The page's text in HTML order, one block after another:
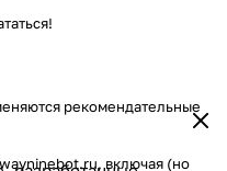
рекомендательные
включая (но